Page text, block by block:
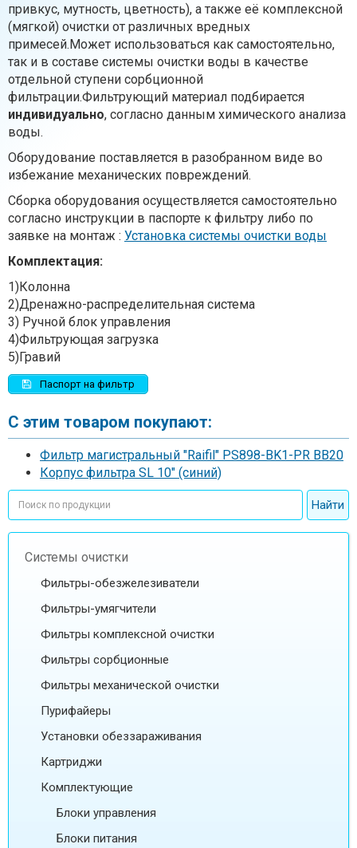
привкус, мутность, цветность), а также её комплексной
(мягкой) очистки от различных вредных
примесей.Может использоваться как самостоятельно,
так и в составе системы очистки воды в качестве
отдельной ступени сорбционной
фильтрации.Фильтрующий материал подбирается
индивидуально, согласно данным химического анализа
воды.
Оборудование поставляется в разобранном виде во
избежание механических повреждений.
Сборка оборудования осуществляется самостоятельно
согласно инструкции в паспорте к фильтру либо по
заявке на монтаж : Установка системы очистки воды
Комплектация:
1)Колонна
2)Дренажно-распределительная система
3) Ручной блок управления
4)Фильтрующая загрузка
5)Гравий
Паспорт на фильтр
С этим товаром покупают:
Фильтр магистральный "Raifil" PS898-BK1-PR BB20
Корпус фильтра SL 10" (синий)
Системы очистки
Фильтры-обезжелезиватели
Фильтры-умягчители
Фильтры комплексной очистки
Фильтры сорбционные
Фильтры механической очистки
Пурифайеры
Установки обеззараживания
Картриджи
Комплектующие
Блоки управления
Блоки питания